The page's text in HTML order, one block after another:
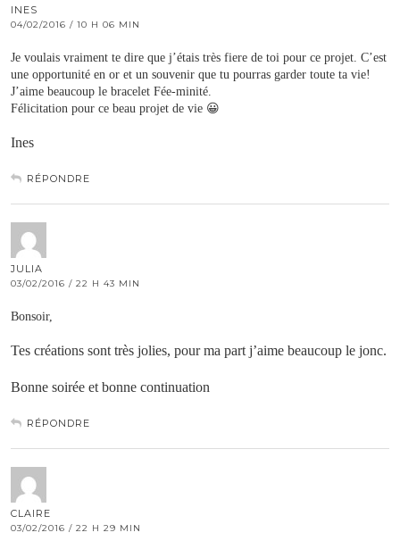
INES
04/02/2016 / 10 H 06 MIN
Je voulais vraiment te dire que j’étais très fiere de toi pour ce projet. C’est
une opportunité en or et un souvenir que tu pourras garder toute ta vie!
J’aime beaucoup le bracelet Fée-minité.
Félicitation pour ce beau projet de vie 😀
Ines
RÉPONDRE
JULIA
03/02/2016 / 22 H 43 MIN
Bonsoir,
Tes créations sont très jolies, pour ma part j’aime beaucoup le jonc.
Bonne soirée et bonne continuation
RÉPONDRE
CLAIRE
03/02/2016 / 22 H 29 MIN